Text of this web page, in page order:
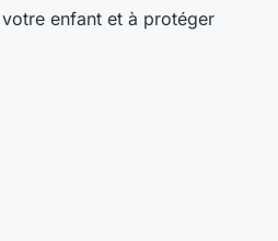
enfant et à protéger